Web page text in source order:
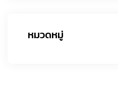
หมวดหมู่